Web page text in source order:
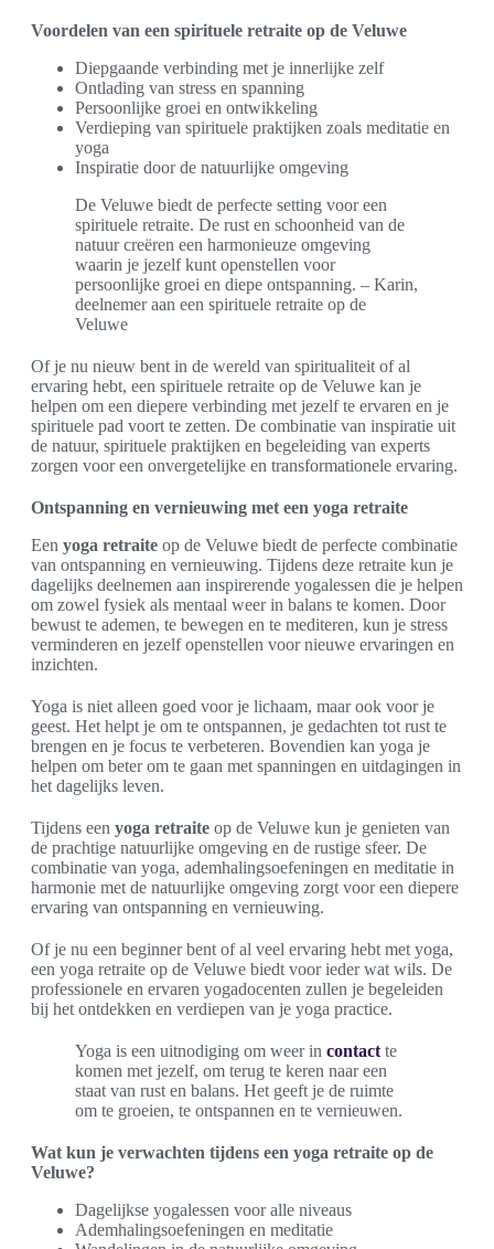
Voordelen van een spirituele retraite op de Veluwe
Diepgaande verbinding met je innerlijke zelf
Ontlading van stress en spanning
Persoonlijke groei en ontwikkeling
Verdieping van spirituele praktijken zoals meditatie en
yoga
Inspiratie door de natuurlijke omgeving
De Veluwe biedt de perfecte setting voor een
spirituele retraite. De rust en schoonheid van de
natuur creëren een harmonieuze omgeving
waarin je jezelf kunt openstellen voor
persoonlijke groei en diepe ontspanning. – Karin,
deelnemer aan een spirituele retraite op de
Veluwe
Of je nu nieuw bent in de wereld van spiritualiteit of al
ervaring hebt, een spirituele retraite op de Veluwe kan je
helpen om een diepere verbinding met jezelf te ervaren en je
spirituele pad voort te zetten. De combinatie van inspiratie uit
de natuur, spirituele praktijken en begeleiding van experts
zorgen voor een onvergetelijke en transformationele ervaring.
Ontspanning en vernieuwing met een yoga retraite
Een yoga retraite op de Veluwe biedt de perfecte combinatie
van ontspanning en vernieuwing. Tijdens deze retraite kun je
dagelijks deelnemen aan inspirerende yogalessen die je helpen
om zowel fysiek als mentaal weer in balans te komen. Door
bewust te ademen, te bewegen en te mediteren, kun je stress
verminderen en jezelf openstellen voor nieuwe ervaringen en
inzichten.
Yoga is niet alleen goed voor je lichaam, maar ook voor je
geest. Het helpt je om te ontspannen, je gedachten tot rust te
brengen en je focus te verbeteren. Bovendien kan yoga je
helpen om beter om te gaan met spanningen en uitdagingen in
het dagelijks leven.
Tijdens een yoga retraite op de Veluwe kun je genieten van
de prachtige natuurlijke omgeving en de rustige sfeer. De
combinatie van yoga, ademhalingsoefeningen en meditatie in
harmonie met de natuurlijke omgeving zorgt voor een diepere
ervaring van ontspanning en vernieuwing.
Of je nu een beginner bent of al veel ervaring hebt met yoga,
een yoga retraite op de Veluwe biedt voor ieder wat wils. De
professionele en ervaren yogadocenten zullen je begeleiden
bij het ontdekken en verdiepen van je yoga practice.
Yoga is een uitnodiging om weer in contact te
komen met jezelf, om terug te keren naar een
staat van rust en balans. Het geeft je de ruimte
om te groeien, te ontspannen en te vernieuwen.
Wat kun je verwachten tijdens een yoga retraite op de
Veluwe?
Dagelijkse yogalessen voor alle niveaus
Ademhalingsoefeningen en meditatie